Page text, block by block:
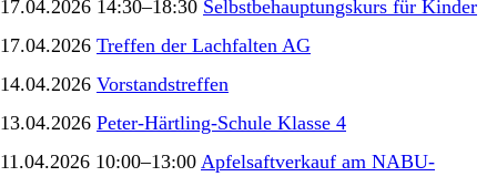
17.04.2026 14:30–18:30 Selbstbehauptungskurs für Kinder
17.04.2026 Treffen der Lachfalten AG
14.04.2026 Vorstandstreffen
13.04.2026 Peter-Härtling-Schule Klasse 4
11.04.2026 10:00–13:00 Apfelsaftverkauf am NABU-